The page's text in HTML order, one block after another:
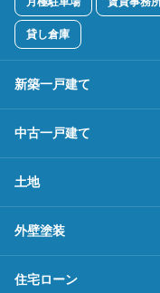
貸し倉庫
新築一戸建て
中古一戸建て
土地
外壁塗装
住宅ローン